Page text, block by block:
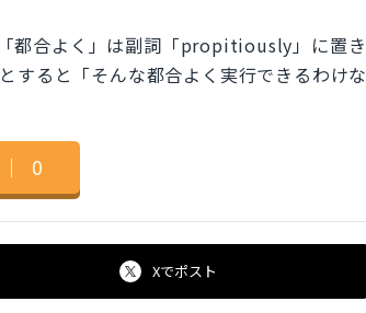
都合よく」は副詞「propitiously」に置き
ると「そんな都合よく実行できるわけな
｜ 0
Xでポスト